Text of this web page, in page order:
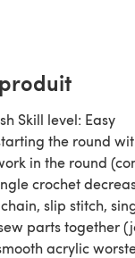
Skill level: Easy
the round
in the round
crochet
slip stitch,
parts together
acrylic